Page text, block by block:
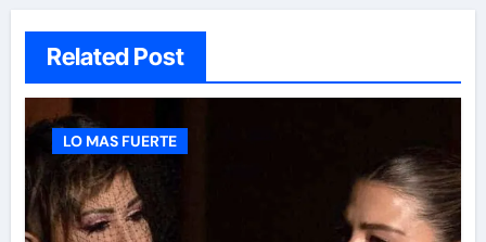
Related Post
LO MAS FUERTE